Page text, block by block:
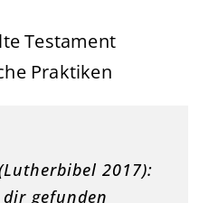
Testament
Praktiken
2017):
gefunden